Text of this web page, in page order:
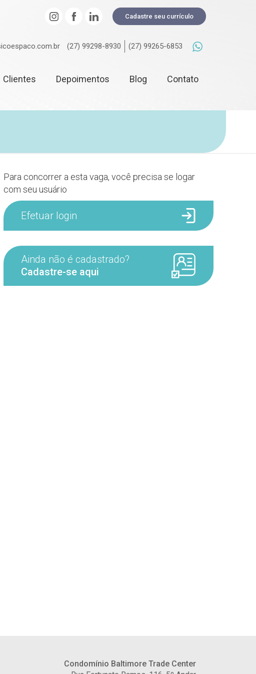
Cadastre seu currículo
(27) 99298-8930 (27) 99265-6853
Clientes Depoimentos Blog Contato
Para concorrer a esta vaga, você precisa se logar
com seu usuário
Efetuar login
Ainda não é cadastrado?
Cadastre-se aqui
Condomínio Baltimore Trade Center